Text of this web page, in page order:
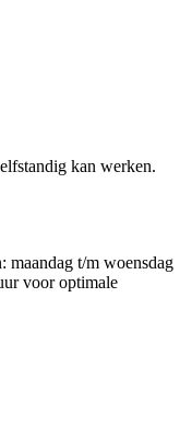
kan werken.
maandag t/m woensdag
voor optimale